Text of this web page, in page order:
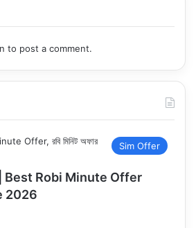
to post a comment.
Sim Offer
| Best Robi Minute Offer
2026